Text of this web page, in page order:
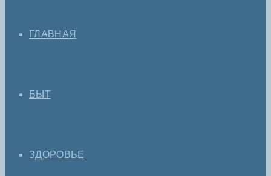
ГЛАВНАЯ
БЫТ
ЗДОРОВЬЕ